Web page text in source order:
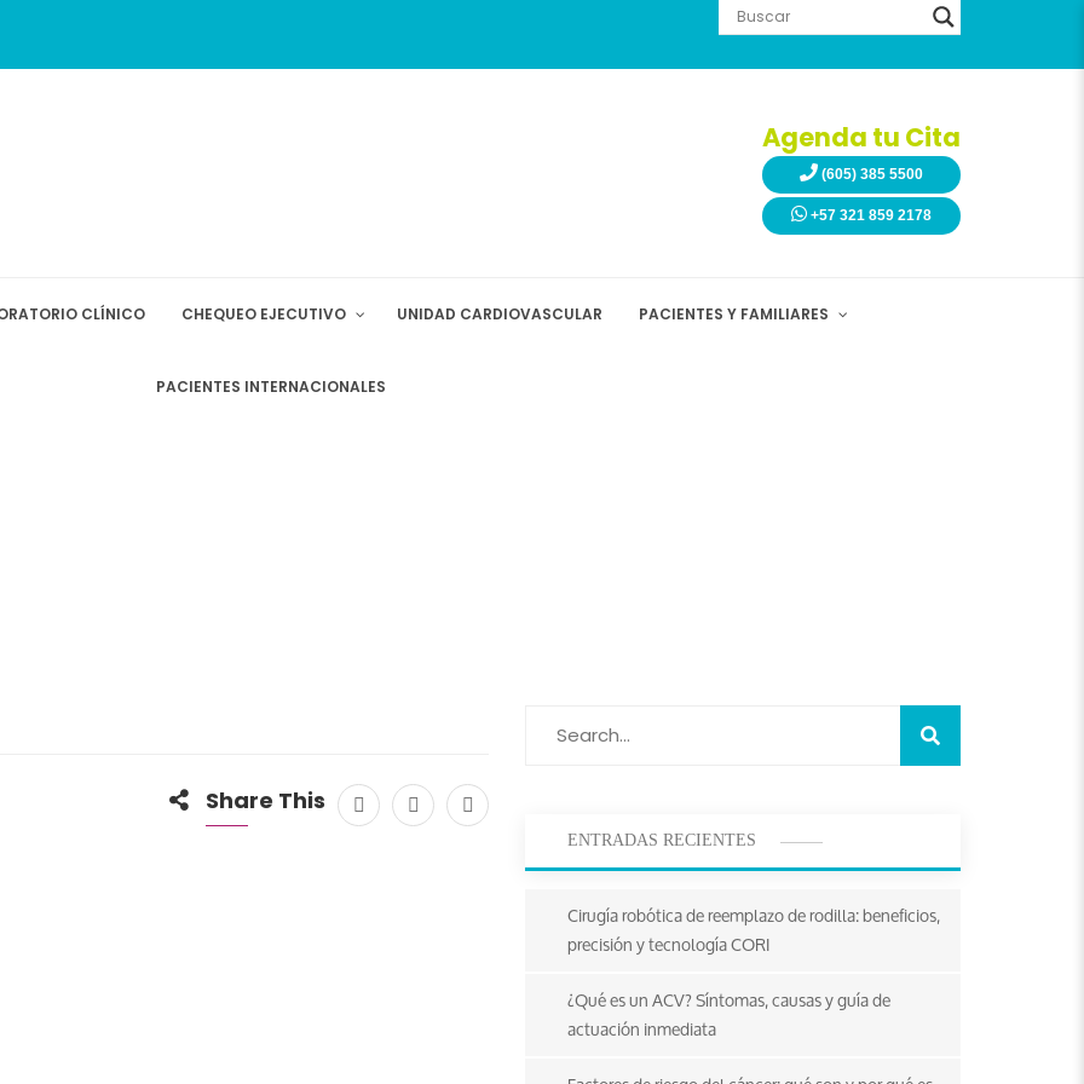
Agenda tu Cita
(605) 385 5500
+57 321 859 2178
CLÍNICO CHEQUEO EJECUTIVO UNIDAD CARDIOVASCULAR PACIENTES Y FAMILIARES
PACIENTES INTERNACIONALES
Share This
ENTRADAS RECIENTES
Cirugía robótica de reemplazo de rodilla: beneficios,
precisión y tecnología CORI
¿Qué es un ACV? Síntomas, causas y guía de
actuación inmediata